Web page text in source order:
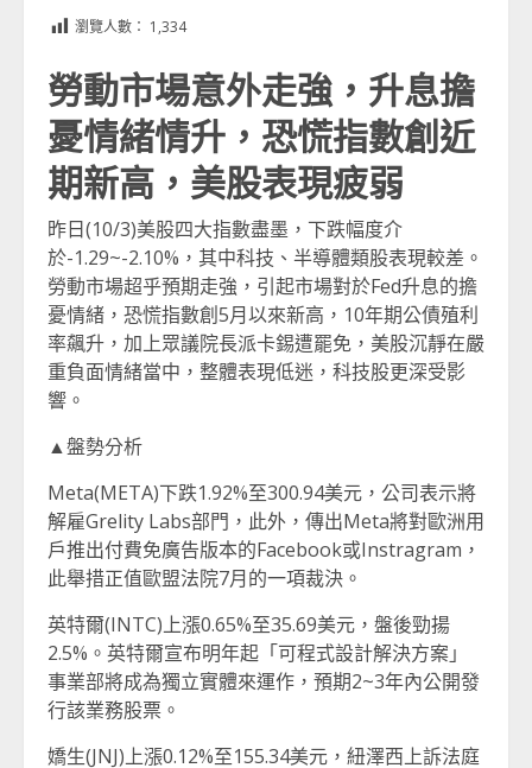
瀏覽人數： 1,334
勞動市場意外走強，升息擔
憂情緒情升，恐慌指數創近
期新高，美股表現疲弱
昨日(10/3)美股四大指數盡墨，下跌幅度介
於-1.29~-2.10%，其中科技、半導體類股表現較差。
勞動市場超乎預期走強，引起市場對於Fed升息的擔
憂情緒，恐慌指數創5月以來新高，10年期公債殖利
率飆升，加上眾議院長派卡錫遭罷免，美股沉靜在嚴
重負面情緒當中，整體表現低迷，科技股更深受影
響。
▲盤勢分析
Meta(META)下跌1.92%至300.94美元，公司表示將
解雇Grelity Labs部門，此外，傳出Meta將對歐洲用
戶推出付費免廣告版本的Facebook或Instragram，
此舉措正值歐盟法院7月的一項裁決。
英特爾(INTC)上漲0.65%至35.69美元，盤後勁揚
2.5%。英特爾宣布明年起「可程式設計解決方案」
事業部將成為獨立實體來運作，預期2~3年內公開發
行該業務股票。
嬌生(JNJ)上漲0.12%至155.34美元，紐澤西上訴法庭